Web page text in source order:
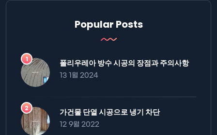
Popular Posts
폴리우레아 방수 시공의 장점과 주의사항
13 1월 2024
가건물 단열 시공으로 냉기 차단
12 9월 2022